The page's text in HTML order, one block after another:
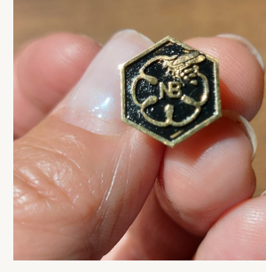
Sykdom hos bier
Sukkeravgiftsrefusjon
Prosjekter
Norges Birøkterlags standpunkt
Min side (Rubic)